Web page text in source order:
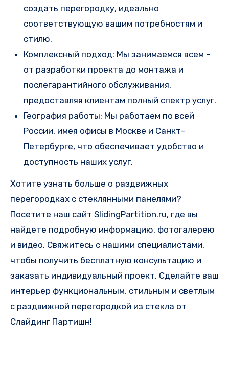
создать перегородку, идеально
соответствующую вашим потребностям и
стилю.
Комплексный подход: Мы занимаемся всем –
от разработки проекта до монтажа и
послегарантийного обслуживания,
предоставляя клиентам полный спектр услуг.
География работы: Мы работаем по всей
России, имея офисы в Москве и Санкт-
Петербурге, что обеспечивает удобство и
доступность наших услуг.
Хотите узнать больше о раздвижных
перегородках с стеклянными панелями?
Посетите наш сайт SlidingPartition.ru, где вы
найдете подробную информацию, фотогалерею
и видео. Свяжитесь с нашими специалистами,
чтобы получить бесплатную консультацию и
заказать индивидуальный проект. Сделайте ваш
интерьер функциональным, стильным и светлым
с раздвижной перегородкой из стекла от
Слайдинг Партишн!